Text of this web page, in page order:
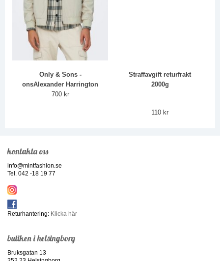
Only & Sons -
onsAlexander Harrington
700 kr
Straffavgift returfrakt
2000g
110 kr
kontakta oss
info@mintfashion.se
Tel. 042 -18 19 77
Returhantering: Klicka här
butiken i helsingborg
Bruksgatan 13